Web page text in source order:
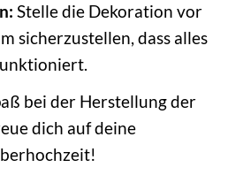
Stelle die Dekoration vor
sicherzustellen, dass alles
bei der Herstellung der
dich auf deine